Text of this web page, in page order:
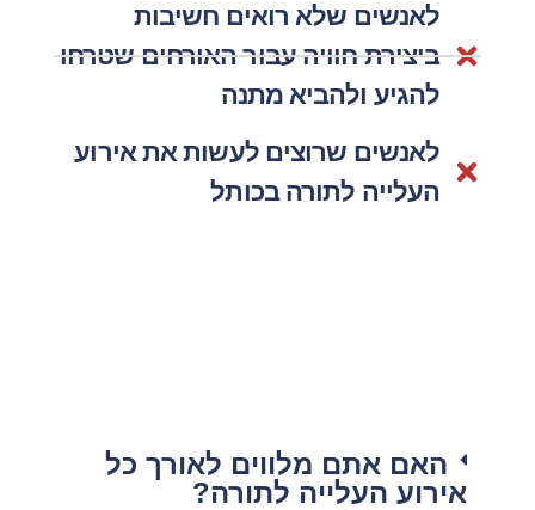
לאנשים שלא רואים חשיבות
ביצירת חוויה עבור האורחים שטרחו
להגיע ולהביא מתנה
לאנשים שרוצים לעשות את אירוע
העלייה לתורה בכותל
האם אתם מלווים לאורך כל
אירוע העלייה לתורה?